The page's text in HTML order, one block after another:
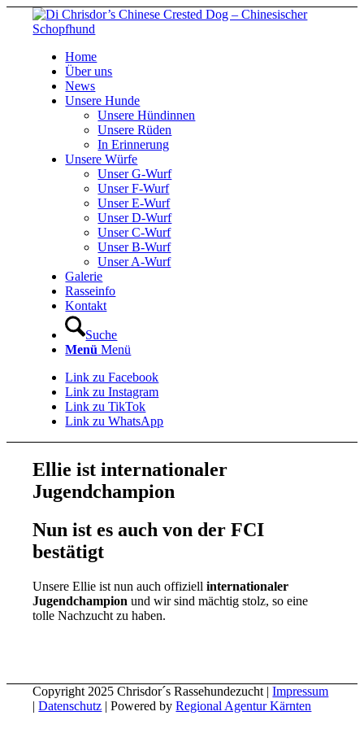
Home
Über uns
News
Unsere Hunde
Unsere Hündinnen
Unsere Rüden
In Erinnerung
Unsere Würfe
Unser G-Wurf
Unser F-Wurf
Unser E-Wurf
Unser D-Wurf
Unser C-Wurf
Unser B-Wurf
Unser A-Wurf
Galerie
Rasseinfo
Kontakt
Suche
Menü Menü
Link zu Facebook
Link zu Instagram
Link zu TikTok
Link zu WhatsApp
Ellie ist internationaler
Jugendchampion
Nun ist es auch von der FCI
bestätigt
Unsere Ellie ist nun auch offiziellinternationaler
Jugendchampion und wir sind mächtig stolz, so eine
tolle Nachzucht zu haben.
Copyright 2025 Chrisdor´s Rassehundezucht |Impressum
|Datenschutz | Powered byRegional Agentur Kärnten